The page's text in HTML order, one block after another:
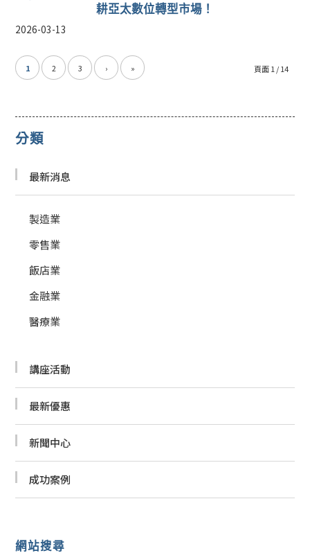
耕亞太數位轉型市場！
2026-03-13
頁面 1 / 14
1 2 3 › »
分類
最新消息
製造業
零售業
飯店業
金融業
醫療業
講座活動
最新優惠
新聞中心
成功案例
網站搜尋